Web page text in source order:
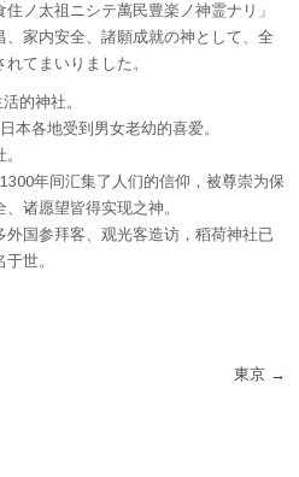
ノ太祖ニシテ萬民豊楽ノ神霊ナリ」
家内安全、諸願成就の神として、全
てまいりました。
的神社。
本各地受到男女老幼的喜爱。
年间汇集了人们的信仰，被尊崇为保
诸愿望皆得实现之神。
国参拜客、观光客造访，稻荷神社已
世。
東京 →